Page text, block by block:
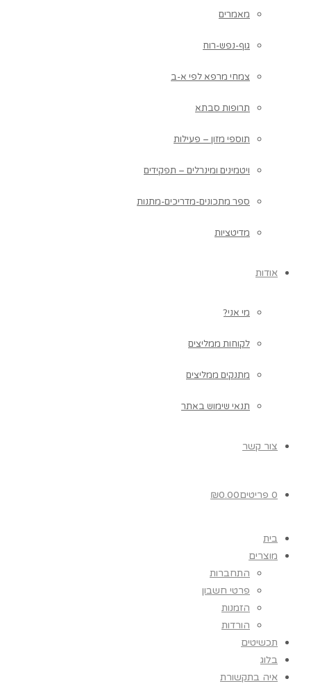
מאמרים
גוף-נפש-רוח
צמחי מרפא לפי א-ב
תרופות סבתא
תוספי מזון – פעילות
ויטמינים ומינרלים – תפקידים
ספר מתכונים-מדריכים-מתנות
מדיטציות
אודות
מי אני?
לקוחות ממליצים
מתנקים ממליצים
תנאי שימוש באתר
צור קשר
0 פריטים ₪0.00
בית
מוצרים
התחברות
פרטי חשבון
הזמנות
הורדות
תכשיטים
בלוג
איה בתקשורת